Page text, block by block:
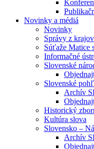
Novinky a médiá
Novinky
Správy z krajov
Súťaže Matice
Informačné
Slovenské
Slovenské
Archív
Historický
Kultúra slova
Slovensko –
Archív